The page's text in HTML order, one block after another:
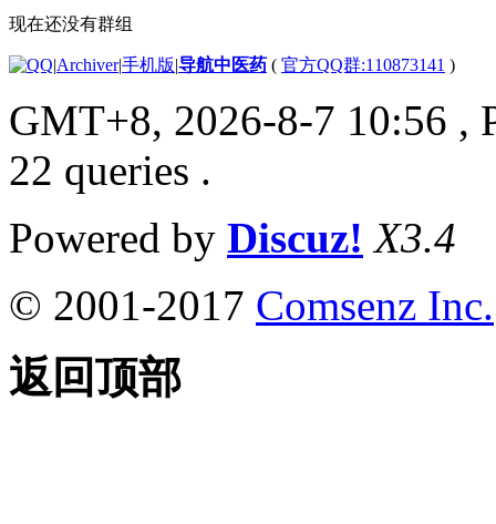
现在还没有群组
|Archiver|手机版|导航中医药 ( 官方QQ群:110873141 )
GMT+8, 2026-8-7 10:56 ,
22 queries .
Powered by Discuz! X3.4
© 2001-2017 Comsenz Inc.
返回顶部